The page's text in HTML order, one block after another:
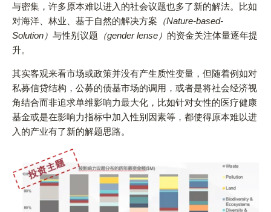
与密集，许多原本难以进入的社会议题也多了新的解法。比如
对海洋、林业、基于自然的解决方案 （Nature-based-
Solution） 与性别议题 （gender lense） 的资金关注体量逐年提
升。
其实客观来看市场或政策并没有产生质性变量，但随着例如对
私募信贷结构，公募的债基市场的调用，或者是将社会经济视
角结合而非追求单维影响力最大化，比如针对女性的医疗健康
基金或是在影响力指标中加入性别因素等，都使得原本难以进
入的产业有了新的解题思路。